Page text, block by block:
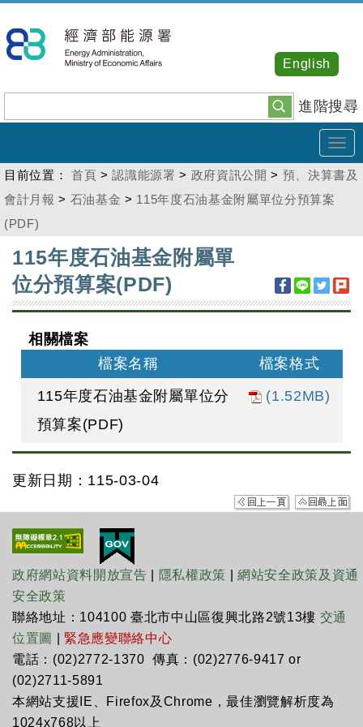
到
主
內
容
進階搜尋
English
目前位置： 首頁 >認識能源署 > 政府資訊公開 > 預、決算書及
會計月報 > 石油基金 > 115年度石油基金附屬單位分預算案
(PDF)
115年度石油基金附屬單
位分預算案(PDF)
相關檔案
檔案名稱
檔案格式
115年度石油基金附屬單位分
預算案(PDF)
(1.52MB)
更新日期：115-03-04
政府網站資料開放宣告 隱私權政策 |網站安全政策及資通
安全政策
聯絡地址：104100 臺北市中山區復興北路2號13樓 交通
位置圖
緊急應變聯絡中心
電話：(02)2772-1370 傳真：(02)2776-9417 or
(02)2711-5891
本網站支援IE、Firefox及Chrome，最佳瀏覽解析度為
1024x768以上